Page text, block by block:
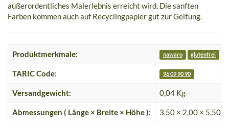
außerordentliches Malerlebnis erreicht wird. Die sanften
Farben kommen auch auf Recyclingpapier gut zur Geltung.
Produktmerkmale: nawaro glutenfrei
TARIC Code: 96 09 90 90
Versandgewicht: 0,04 Kg
Abmessungen ( Länge × Breite × Höhe ): 3,50 × 2,00 × 5,50